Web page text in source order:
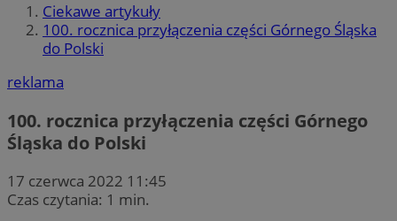
Ciekawe artykuły
100. rocznica przyłączenia części Górnego Śląska
do Polski
reklama
100. rocznica przyłączenia części Górnego
Śląska do Polski
17 czerwca 2022 11:45
Czas czytania: 1 min.